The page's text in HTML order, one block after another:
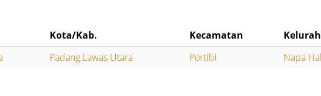
Kota/Kab. Kecamatan
Padang Lawas Utara Portibi Napa